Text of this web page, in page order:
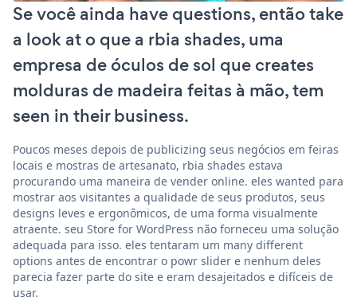
Se você ainda have questions, então take
a look at o que a rbia shades, uma
empresa de óculos de sol que creates
molduras de madeira feitas à mão, tem
seen in their business.
Poucos meses depois de publicizing seus negócios em feiras
locais e mostras de artesanato, rbia shades estava
procurando uma maneira de vender online. eles wanted para
mostrar aos visitantes a qualidade de seus produtos, seus
designs leves e ergonômicos, de uma forma visualmente
atraente. seu Store for WordPress não forneceu uma solução
adequada para isso. eles tentaram um many different
options antes de encontrar o powr slider e nenhum deles
parecia fazer parte do site e eram desajeitados e difíceis de
usar.